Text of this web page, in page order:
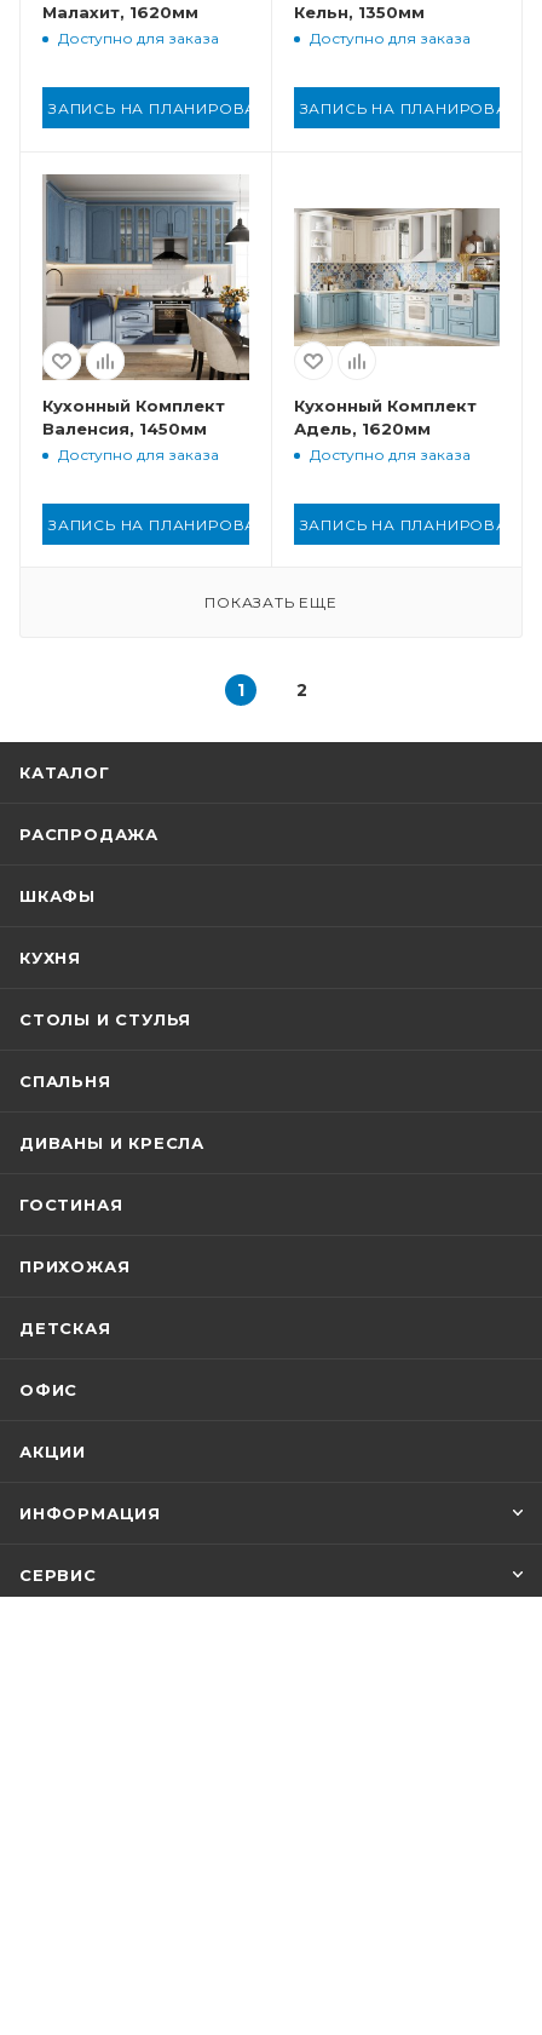
Малахит, 1620мм
Доступно для заказа
ЗАПИСЬ НА ПЛАНИРОВАНИЕ
Кельн, 1350мм
Доступно для заказа
ЗАПИСЬ НА ПЛАНИРОВАНИЕ
Кухонный Комплект
Валенсия, 1450мм
Доступно для заказа
ЗАПИСЬ НА ПЛАНИРОВАНИЕ
Кухонный Комплект
Адель, 1620мм
Доступно для заказа
ЗАПИСЬ НА ПЛАНИРОВАНИЕ
ПОКАЗАТЬ ЕЩЕ
1 2
КАТАЛОГ
РАСПРОДАЖА
ШКАФЫ
КУХНЯ
СТОЛЫ И СТУЛЬЯ
СПАЛЬНЯ
ДИВАНЫ И КРЕСЛА
ГОСТИНАЯ
ПРИХОЖАЯ
ДЕТСКАЯ
ОФИС
АКЦИИ
ИНФОРМАЦИЯ
СЕРВИС